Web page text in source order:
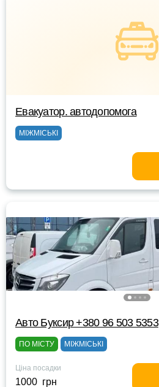
Евакуатор. автодопомога
МІЖМІСЬКІ
Авто Буксир +380 96 503 5353
ПО МІСТУ МІЖМІСЬКІ
Ціна посадки
1000 грн